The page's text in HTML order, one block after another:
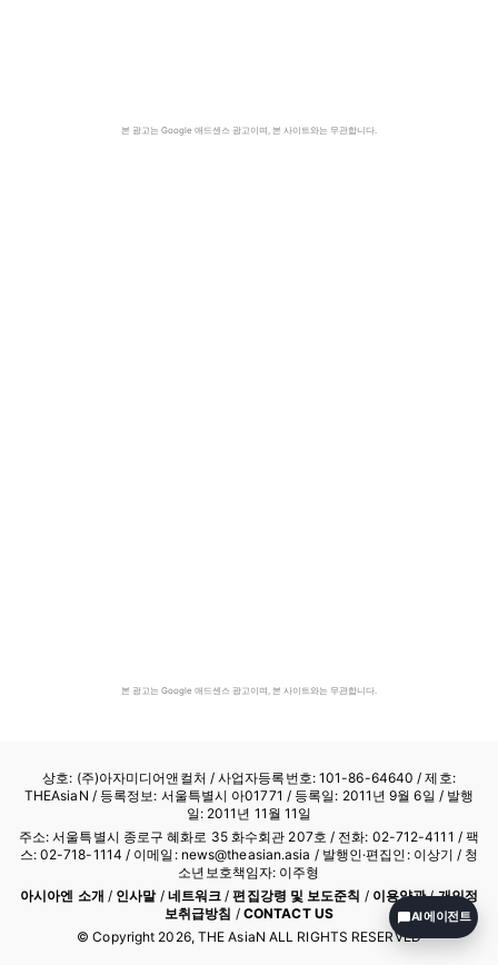
본 광고는 Google 애드센스 광고이며, 본 사이트와는 무관합니다.
본 광고는 Google 애드센스 광고이며, 본 사이트와는 무관합니다.
상호: (주)아자미디어앤컬처 /사업자등록번호: 101-86-64640 / 제호:
THEAsiaN / 등록정보: 서울특별시 아01771 / 등록일: 2011년 9월 6일 / 발행
일: 2011년 11월 11일
주소: 서울특별시 종로구 혜화로 35 화수회관 207호 / 전화: 02-712-4111 / 팩
스: 02-718-1114 / 이메일: news@theasian.asia / 발행인·편집인: 이상기 / 청
소년보호책임자: 이주형
아시아엔 소개 / 인사말/ 네트워크 /편집강령 및 보도준칙 / 이용약관/개인정
보취급방침 / CONTACT US
© Copyright 2026, THE AsiaN ALL RIGHTS RESERVED
AI 에이전트